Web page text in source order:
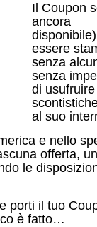
Il Coupon
ancora
essere
senza
senza
di
al suo
e nello
offerta,
le
porti il tuo
è fatto…